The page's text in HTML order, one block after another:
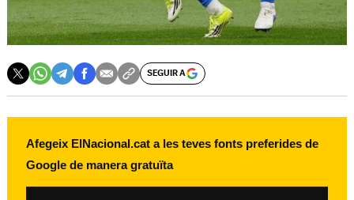
SEGUIR A
Afegeix ElNacional.cat a les teves fonts preferides de
Google de manera gratuïta